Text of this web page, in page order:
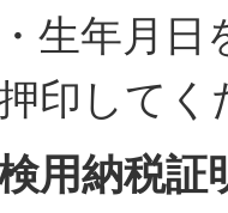
生年月日
印してく
用納税証